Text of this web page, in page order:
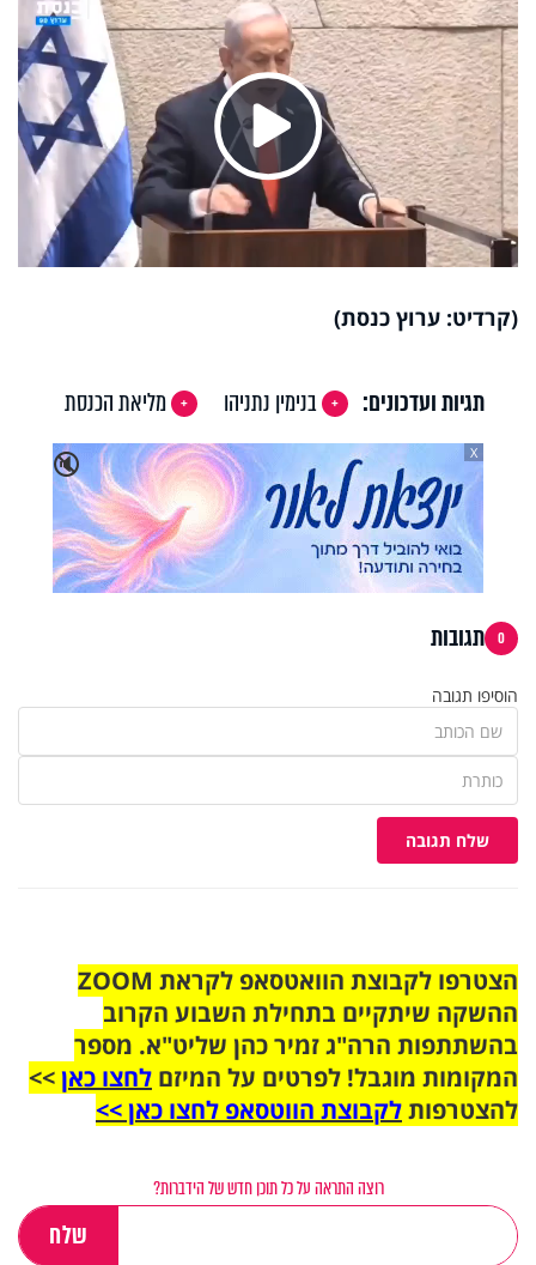
Play
Video
(קרדיט: ערוץ כנסת)
תגיות ועדכונים: בנימין נתניהו
מליאת הכנסת
🔇
X
0 תגובות
הוסיפו תגובה
שלח תגובה
הצטרפו לקבוצת הוואטסאפ לקראת ZOOM
ההשקה שיתקיים בתחילת השבוע הקרוב
בהשתתפות הרה"ג זמיר כהן שליט"א. מספר
המקומות מוגבל! לפרטים על המיזם לחצו כאן>>
להצטרפותלקבוצת הווטסאפ לחצו כאן >>
רוצה התראה על כל תוכן חדש של הידברות?